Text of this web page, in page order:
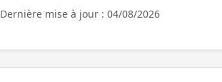
Dernière mise à jour : 04/08/2026